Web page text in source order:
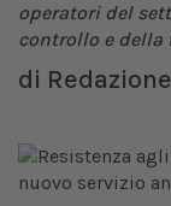
operatori del
controllo e
di